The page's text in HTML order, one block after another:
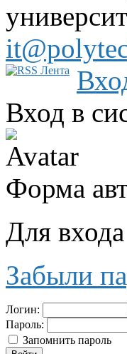
Вход в
Форма
Для
Забыли
Логин:
Пароль:
Запомнить пароль